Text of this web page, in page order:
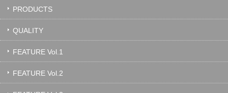
PRODUCTS
QUALITY
FEATURE Vol.1
FEATURE Vol.2